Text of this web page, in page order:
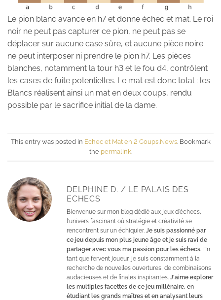
Le pion blanc avance en h7 et donne échec et mat. Le roi
noir ne peut pas capturer ce pion, ne peut pas se
déplacer sur aucune case sûre, et aucune pièce noire
ne peut interposer ni prendre le pion h7. Les pièces
blanches, notamment la tour h3 et le fou d4, contrôlent
les cases de fuite potentielles. Le mat est donc total : les
Blancs réalisent ainsi un mat en deux coups, rendu
possible par le sacrifice initial de la dame.
This entry was posted in Echec et Mat en 2 Coups,News. Bookmark
the permalink.
DELPHINE D. / LE PALAIS DES
ECHECS
Bienvenue sur mon blog dédié aux jeux d'échecs,
l'univers fascinant où stratégie et créativité se
rencontrent sur un échiquier. Je suis passionné par
ce jeu depuis mon plus jeune âge et je suis ravi de
partager avec vous ma passion pour les échecs. En
tant que fervent joueur, je suis constamment à la
recherche de nouvelles ouvertures, de combinaisons
audacieuses et de finales inspirantes. J'aime explorer
les multiples facettes de ce jeu millénaire, en
étudiant les grands maîtres et en analysant leurs